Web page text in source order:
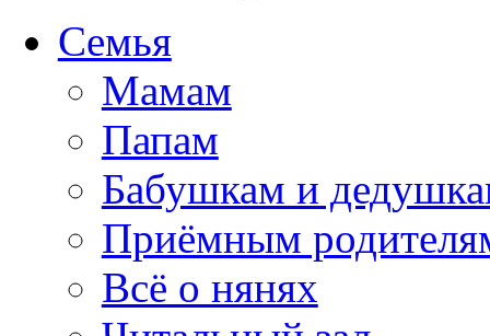
Семья
Мамам
Папам
Бабушкам и
Приёмным
Всё о нянях